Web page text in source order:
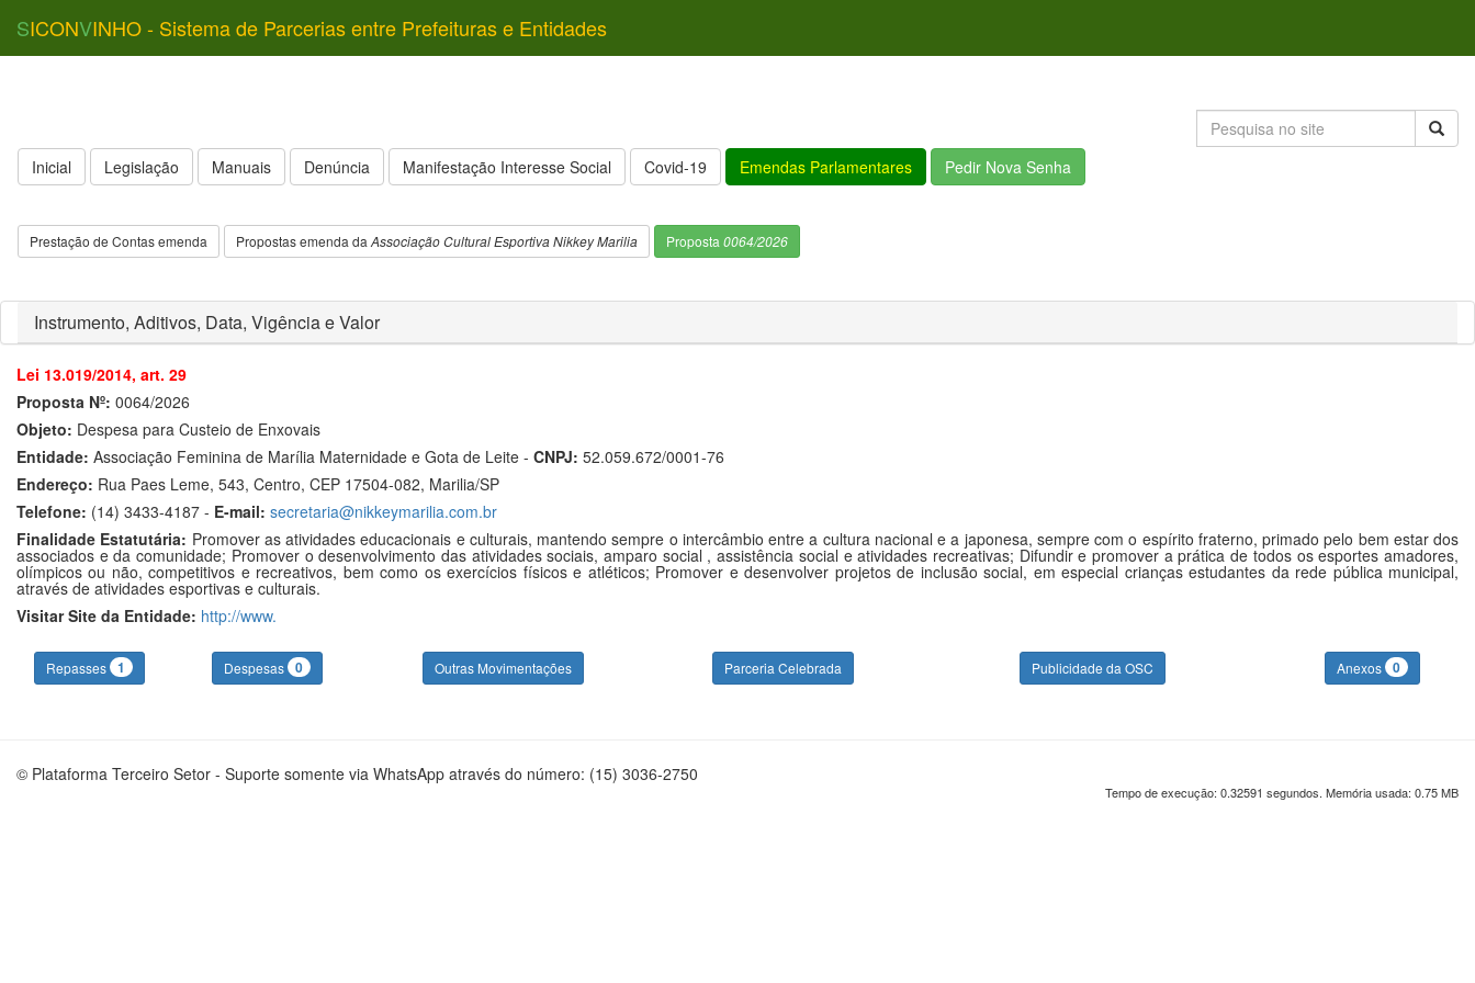
SICONVINHO - Sistema de Parcerias entre Prefeituras e Entidades
Inicial Legislação Manuais Denúncia Manifestação Interesse Social Covid-19 Emendas Parlamentares Pedir Nova Senha
Prestação de Contas emenda Propostas emenda da Associação Cultural Esportiva Nikkey Marilia Proposta 0064/2026
Instrumento, Aditivos, Data, Vigência e Valor
Lei 13.019/2014, art. 29
Proposta Nº: 0064/2026
Objeto: Despesa para Custeio de Enxovais
Entidade: Associação Feminina de Marília Maternidade e Gota de Leite - CNPJ: 52.059.672/0001-76
Endereço: Rua Paes Leme, 543, Centro, CEP 17504-082, Marilia/SP
Telefone: (14) 3433-4187 - E-mail: secretaria@nikkeymarilia.com.br
Finalidade Estatutária: Promover as atividades educacionais e culturais, mantendo sempre o intercâmbio entre a cultura nacional e a japonesa, sempre com o espírito fraterno, primado pelo bem estar dos
associados e da comunidade; Promover o desenvolvimento das atividades sociais, amparo social , assistência social e atividades recreativas; Difundir e promover a prática de todos os esportes amadores,
olímpicos ou não, competitivos e recreativos, bem como os exercícios físicos e atléticos; Promover e desenvolver projetos de inclusão social, em especial crianças estudantes da rede pública municipal,
através de atividades esportivas e culturais.
Visitar Site da Entidade: http://www.
Repasses 1 Despesas 0 Outras Movimentações Parceria Celebrada Publicidade da OSC Anexos 0
© Plataforma Terceiro Setor - Suporte somente via WhatsApp através do número: (15) 3036-2750
Tempo de execução: 0.32591 segundos. Memória usada: 0.75 MB